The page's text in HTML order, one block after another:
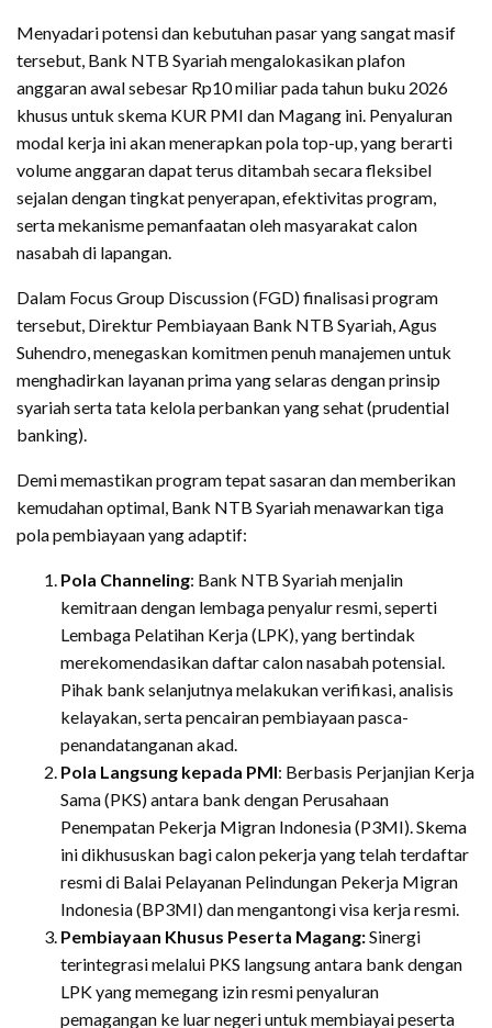
Menyadari potensi dan kebutuhan pasar yang sangat masif
tersebut, Bank NTB Syariah mengalokasikan plafon
anggaran awal sebesar Rp10 miliar pada tahun buku 2026
khusus untuk skema KUR PMI dan Magang ini. Penyaluran
modal kerja ini akan menerapkan pola top-up, yang berarti
volume anggaran dapat terus ditambah secara fleksibel
sejalan dengan tingkat penyerapan, efektivitas program,
serta mekanisme pemanfaatan oleh masyarakat calon
nasabah di lapangan.
Dalam Focus Group Discussion (FGD) finalisasi program
tersebut, Direktur Pembiayaan Bank NTB Syariah, Agus
Suhendro, menegaskan komitmen penuh manajemen untuk
menghadirkan layanan prima yang selaras dengan prinsip
syariah serta tata kelola perbankan yang sehat (prudential
banking).
Demi memastikan program tepat sasaran dan memberikan
kemudahan optimal, Bank NTB Syariah menawarkan tiga
pola pembiayaan yang adaptif:
Pola Channeling: Bank NTB Syariah menjalin
kemitraan dengan lembaga penyalur resmi, seperti
Lembaga Pelatihan Kerja (LPK), yang bertindak
merekomendasikan daftar calon nasabah potensial.
Pihak bank selanjutnya melakukan verifikasi, analisis
kelayakan, serta pencairan pembiayaan pasca-
penandatanganan akad.
Pola Langsung kepada PMI: Berbasis Perjanjian Kerja
Sama (PKS) antara bank dengan Perusahaan
Penempatan Pekerja Migran Indonesia (P3MI). Skema
ini dikhususkan bagi calon pekerja yang telah terdaftar
resmi di Balai Pelayanan Pelindungan Pekerja Migran
Indonesia (BP3MI) dan mengantongi visa kerja resmi.
Pembiayaan Khusus Peserta Magang:Sinergi
terintegrasi melalui PKS langsung antara bank dengan
LPK yang memegang izin resmi penyaluran
pemagangan ke luar negeri untuk membiayai peserta